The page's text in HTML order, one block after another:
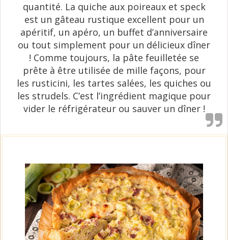
quantité. La quiche aux poireaux et speck
est un gâteau rustique excellent pour un
apéritif, un apéro, un buffet d’anniversaire
ou tout simplement pour un délicieux dîner
! Comme toujours, la pâte feuilletée se
prête à être utilisée de mille façons, pour
les rusticini, les tartes salées, les quiches ou
les strudels. C’est l’ingrédient magique pour
vider le réfrigérateur ou sauver un dîner !